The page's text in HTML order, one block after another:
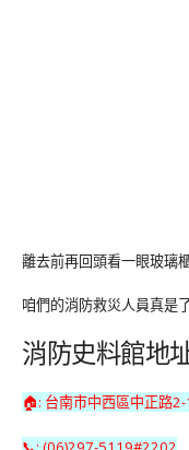
離去前再回頭看一眼玻璃
咱們的消防救災人員真是
消防史料館地
🏠: 台南市中西區中正路